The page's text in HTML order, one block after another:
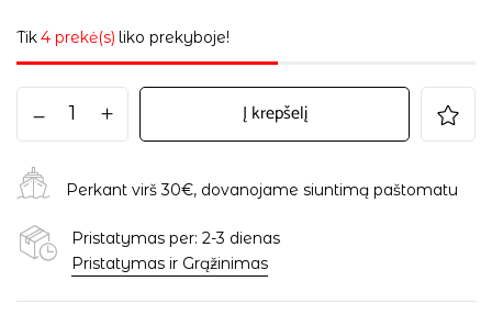
Tik4 prekė(s) liko prekyboje!
Į krepšelį
Perkant virš 30€, dovanojame siuntimą paštomatu
Pristatymas per: 2-3 dienas
Pristatymas ir Grąžinimas